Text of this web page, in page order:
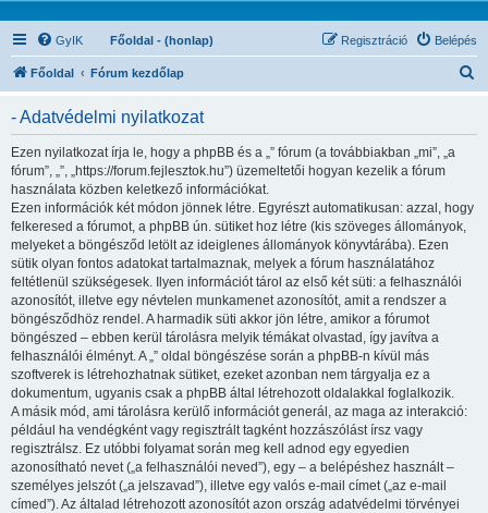
GyIK Főoldal - (honlap) Belépés
Regisztráció
Főoldal Fórum kezdőlap
- Adatvédelmi nyilatkozat
Ezen nyilatkozat írja le, hogy a phpBB és a „” fórum (a továbbiakban „mi”, „a
fórum”, „”, „https://forum.fejlesztok.hu”) üzemeltetői hogyan kezelik a fórum
használata közben keletkező információkat.
Ezen információk két módon jönnek létre. Egyrészt automatikusan: azzal, hogy
felkeresed a fórumot, a phpBB ún. sütiket hoz létre (kis szöveges állományok,
melyeket a böngésződ letölt az ideiglenes állományok könyvtárába). Ezen
sütik olyan fontos adatokat tartalmaznak, melyek a fórum használatához
feltétlenül szükségesek. Ilyen információt tárol az első két süti: a felhasználói
azonosítót, illetve egy névtelen munkamenet azonosítót, amit a rendszer a
böngésződhöz rendel. A harmadik süti akkor jön létre, amikor a fórumot
böngészed – ebben kerül tárolásra melyik témákat olvastad, így javítva a
felhasználói élményt. A „” oldal böngészése során a phpBB-n kívül más
szoftverek is létrehozhatnak sütiket, ezeket azonban nem tárgyalja ez a
dokumentum, ugyanis csak a phpBB által létrehozott oldalakkal foglalkozik.
A másik mód, ami tárolásra kerülő információt generál, az maga az interakció:
például ha vendégként vagy regisztrált tagként hozzászólást írsz vagy
regisztrálsz. Ez utóbbi folyamat során meg kell adnod egy egyedien
azonosítható nevet („a felhasználói neved”), egy – a belépéshez használt –
személyes jelszót („a jelszavad”), illetve egy valós e-mail címet („az e-mail
címed”). Az általad létrehozott azonosítót azon ország adatvédelmi törvényei